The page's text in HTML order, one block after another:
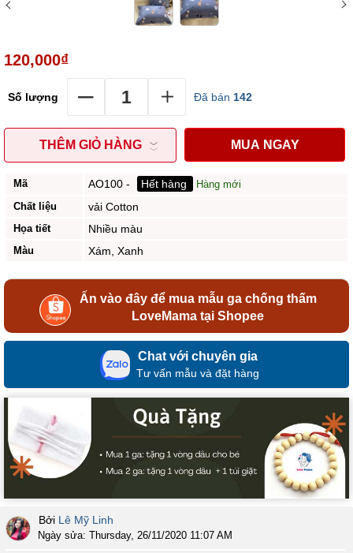
120,000₫
Số lượng Đã bán 142
THÊM GIỎ HÀNG MUA NGAY
Mã AO100 - Hết hàng
Hàng mới
Chất liệu
vải Cotton
Họa tiết Nhiều màu
Màu Xám, Xanh
Ấn vào đây để mua mẫu ga chống thấm
LoveMama tại Shopee
Chat với chuyên gia
Tư vấn mẫu và đặt hàng
Bởi Lê Mỹ Linh
Ngày sửa: Thursday, 26/11/2020 11:07 AM